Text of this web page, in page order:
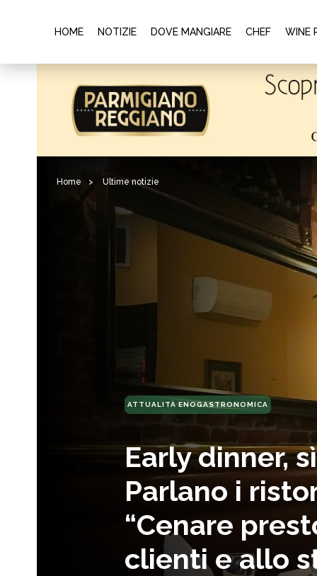
HOME NOTIZIE DOVE MANGIARE CHEF WINE
Home > Ultime notizie
ATTUALITÀ ENOGASTRONOMICA
Early dinner,
Parlano i
“Cenare
clienti e allo